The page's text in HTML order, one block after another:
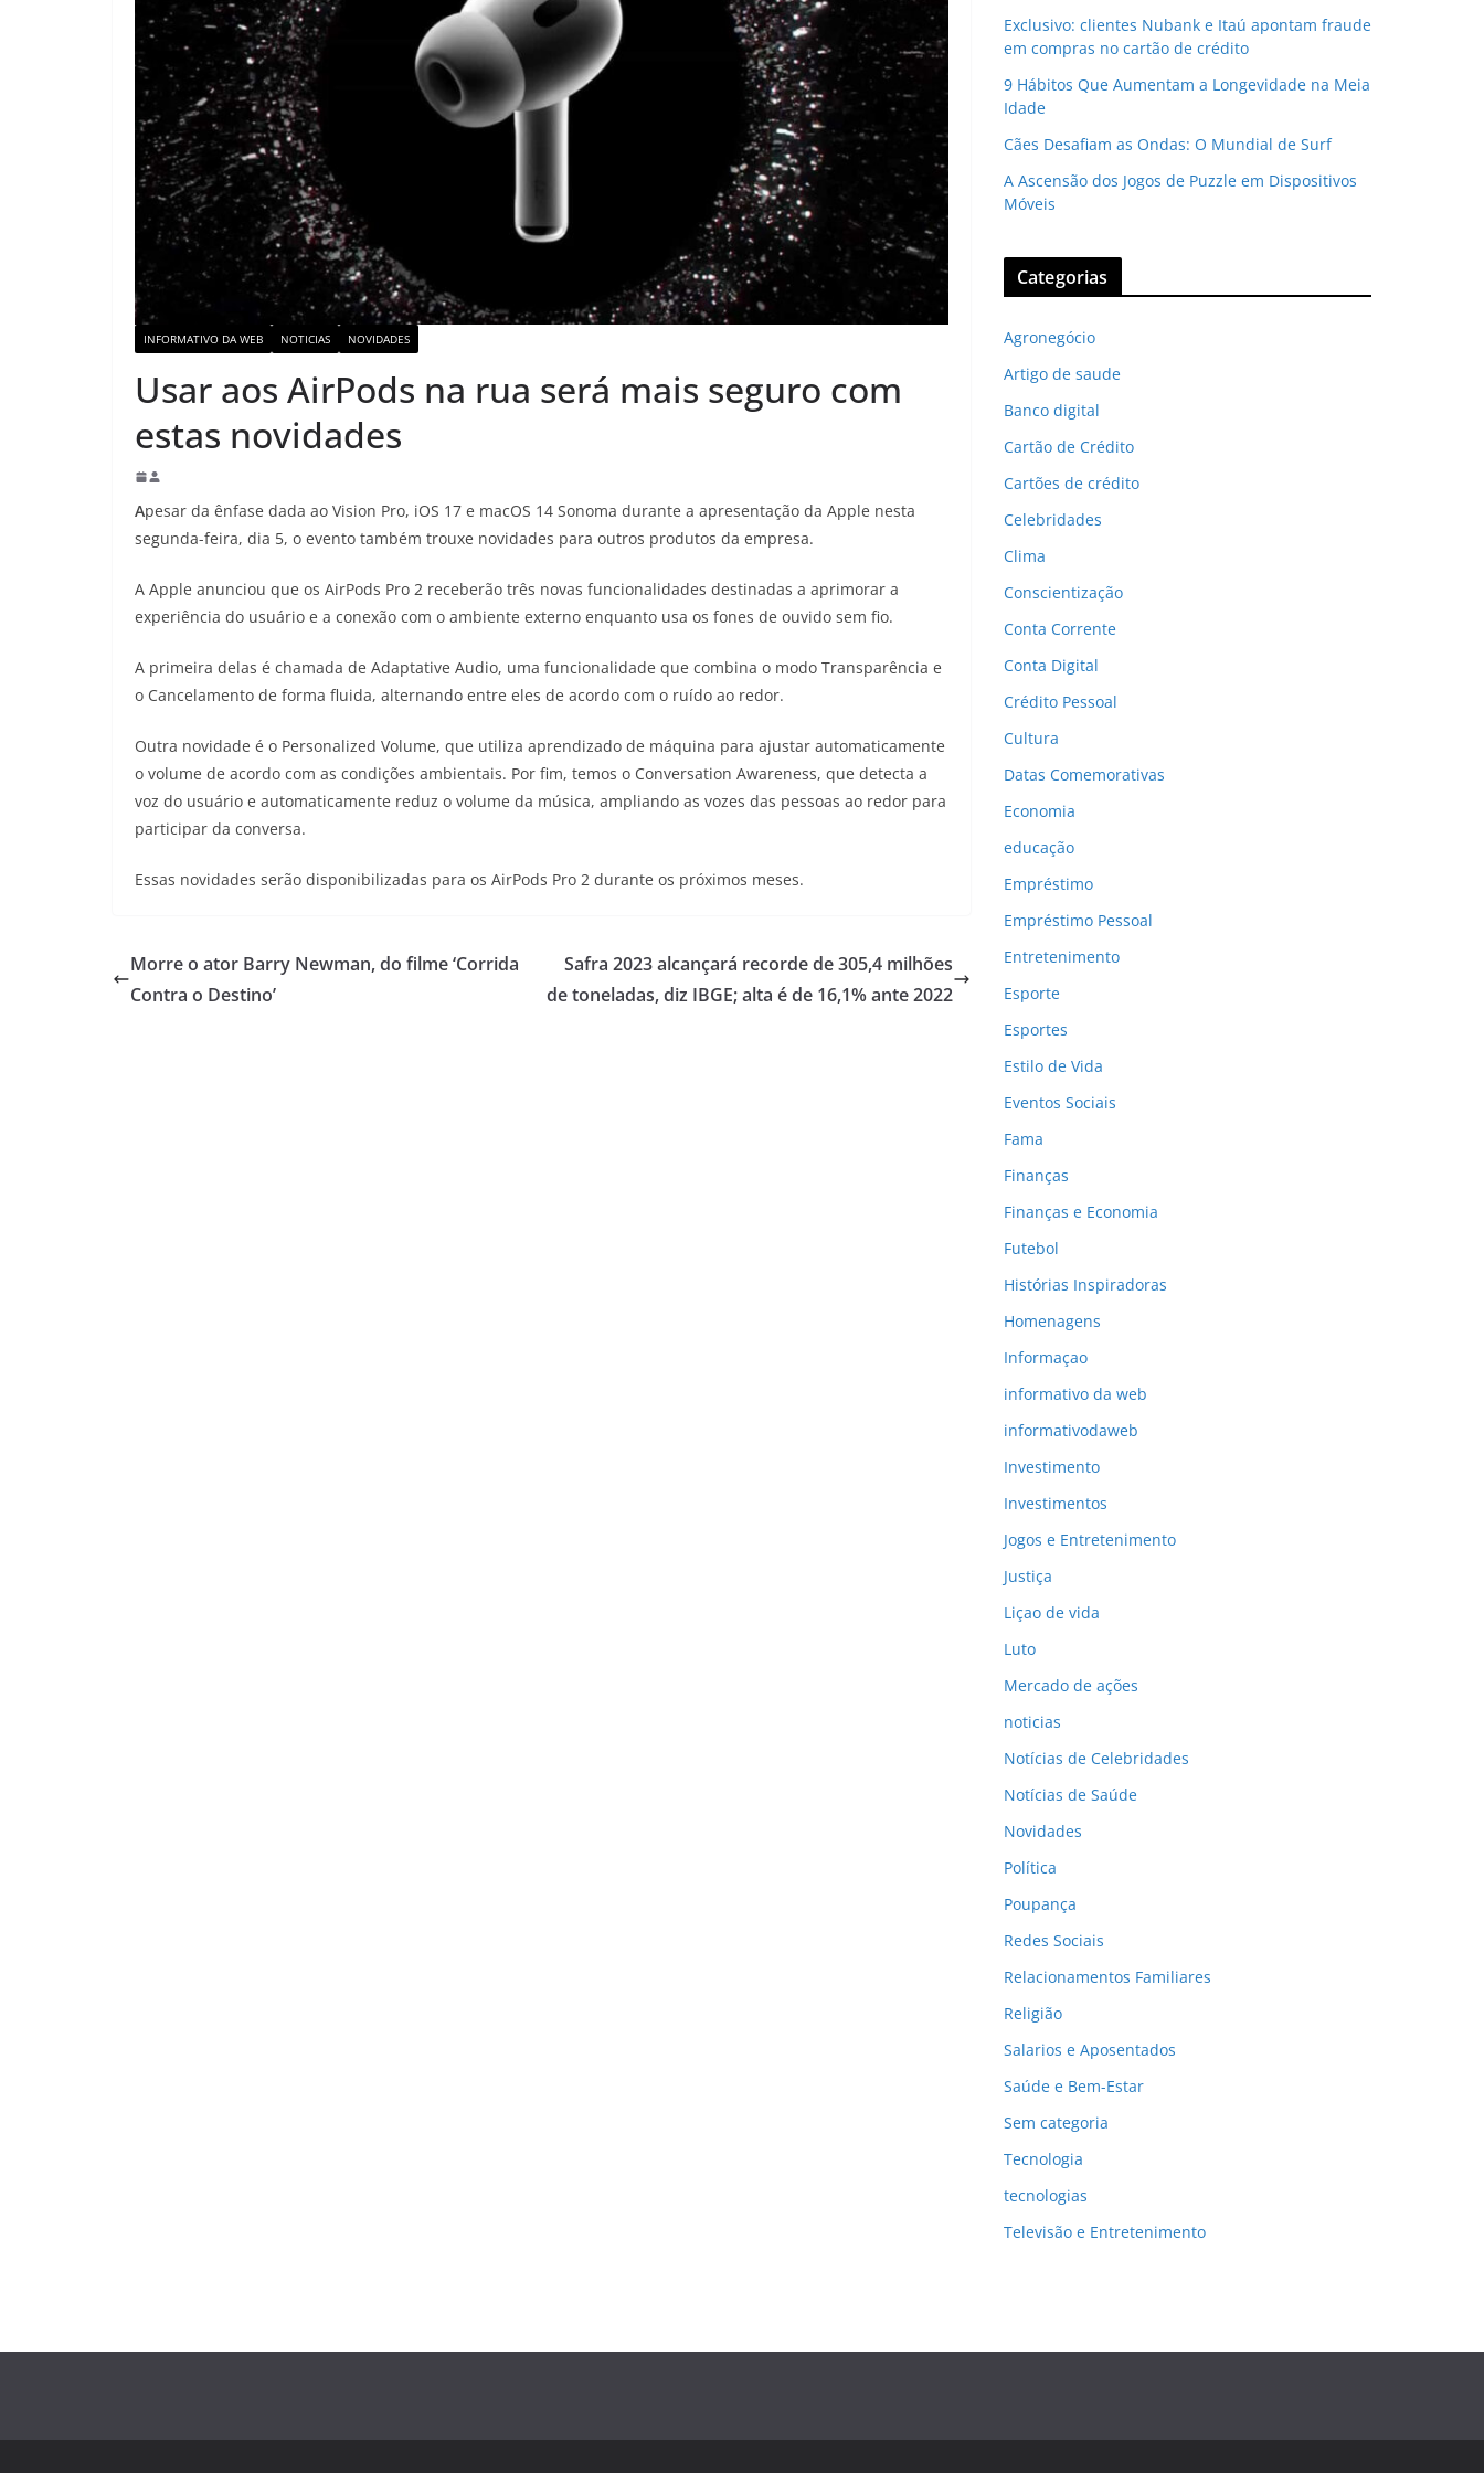
INFORMATIVO DA WEB NOTICIAS NOVIDADES
Usar aos AirPods na rua será mais seguro com
estas novidades
Apesar da ênfase dada ao Vision Pro, iOS 17 e macOS 14 Sonoma durante a apresentação da Apple nesta
segunda-feira, dia 5, o evento também trouxe novidades para outros produtos da empresa.
A Apple anunciou que os AirPods Pro 2 receberão três novas funcionalidades destinadas a aprimorar a
experiência do usuário e a conexão com o ambiente externo enquanto usa os fones de ouvido sem fio.
A primeira delas é chamada de Adaptative Audio, uma funcionalidade que combina o modo Transparência e
o Cancelamento de forma fluida, alternando entre eles de acordo com o ruído ao redor.
Outra novidade é o Personalized Volume, que utiliza aprendizado de máquina para ajustar automaticamente
o volume de acordo com as condições ambientais. Por fim, temos o Conversation Awareness, que detecta a
voz do usuário e automaticamente reduz o volume da música, ampliando as vozes das pessoas ao redor para
participar da conversa.
Essas novidades serão disponibilizadas para os AirPods Pro 2 durante os próximos meses.
Morre o ator Barry Newman, do filme ‘Corrida
Contra o Destino’
Safra 2023 alcançará recorde de 305,4 milhões
de toneladas, diz IBGE; alta é de 16,1% ante 2022
Exclusivo: clientes Nubank e Itaú apontam fraude
em compras no cartão de crédito
9 Hábitos Que Aumentam a Longevidade na Meia
Idade
Cães Desafiam as Ondas: O Mundial de Surf
A Ascensão dos Jogos de Puzzle em Dispositivos
Móveis
Categorias
Agronegócio
Artigo de saude
Banco digital
Cartão de Crédito
Cartões de crédito
Celebridades
Clima
Conscientização
Conta Corrente
Conta Digital
Crédito Pessoal
Cultura
Datas Comemorativas
Economia
educação
Empréstimo
Empréstimo Pessoal
Entretenimento
Esporte
Esportes
Estilo de Vida
Eventos Sociais
Fama
Finanças
Finanças e Economia
Futebol
Histórias Inspiradoras
Homenagens
Informaçao
informativo da web
informativodaweb
Investimento
Investimentos
Jogos e Entretenimento
Justiça
Liçao de vida
Luto
Mercado de ações
noticias
Notícias de Celebridades
Notícias de Saúde
Novidades
Política
Poupança
Redes Sociais
Relacionamentos Familiares
Religião
Salarios e Aposentados
Saúde e Bem-Estar
Sem categoria
Tecnologia
tecnologias
Televisão e Entretenimento